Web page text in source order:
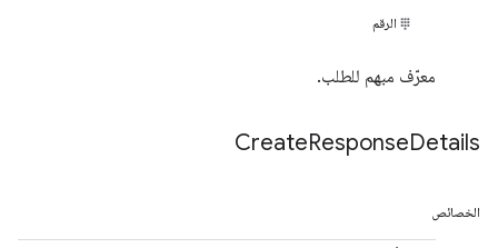
الرقم
معرّف مبهم للطلب.
CreateResponseDetails
الخصائص